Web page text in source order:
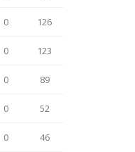
0 126
0 123
0 89
0 52
0 46